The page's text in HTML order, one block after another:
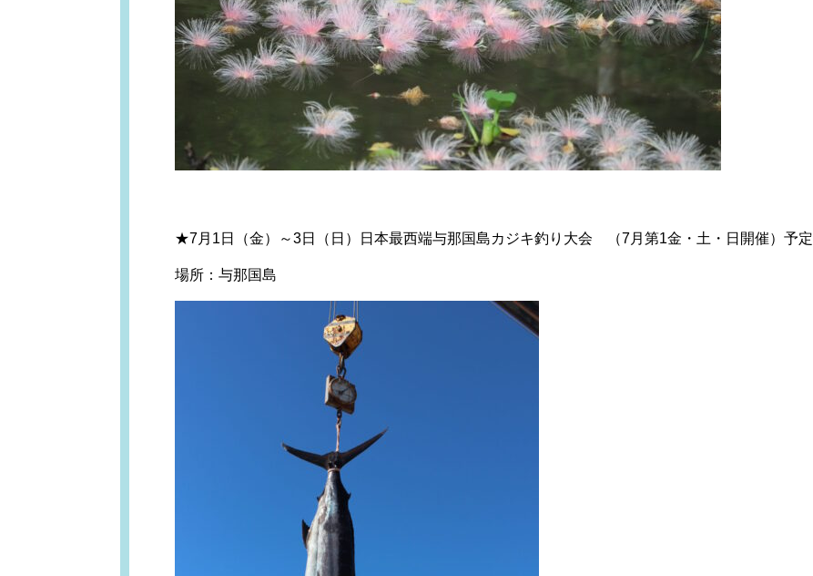
★7月1日（金）～3日（日）日本最西端与那国島カジキ釣り大会 （7月第1金・土・日開催）予定
場所：与那国島